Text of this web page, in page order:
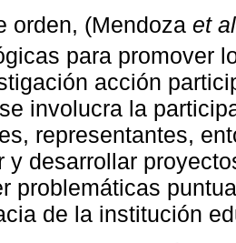
orden, (Mendoza et al
para promover
acción
involucra la
representantes,
y desarrollar
problemáticas
de la institución